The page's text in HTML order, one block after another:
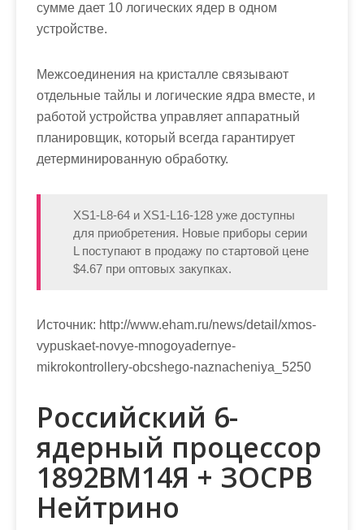
сумме дает 10 логических ядер в одном
устройстве.
Межсоединения на кристалле связывают
отдельные тайлы и логические ядра вместе, и
работой устройства управляет аппаратный
планировщик, который всегда гарантирует
детерминированную обработку.
XS1-L8-64 и XS1-L16-128 уже доступны
для приобретения. Новые приборы серии
L поступают в продажу по стартовой цене
$4.67 при оптовых закупках.
Источник: http://www.eham.ru/news/detail/xmos-
vypuskaet-novye-mnogoyadernye-
mikrokontrollery-obcshego-naznacheniya_5250
Российский 6-
ядерный процессор
1892ВМ14Я + ЗОСРВ
Нейтрино